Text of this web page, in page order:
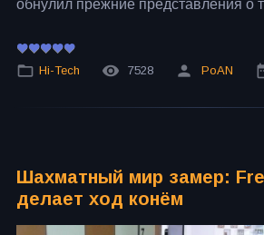
обнулил прежние представления о
Hi-Tech 7528 PoAN
Шахматный мир замер:
делает ход конём